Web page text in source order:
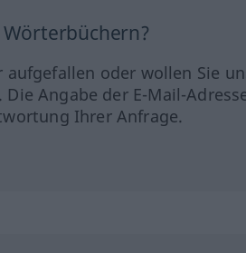
Wörterbüchern?
oder wollen Sie
Die Angabe der E-Mail-
Ihrer Anfrage.